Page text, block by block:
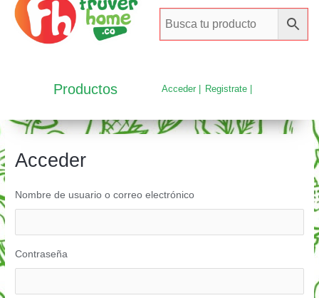
Productos Acceder | Registrate |
Acceder
Nombre de usuario o correo electrónico
Contraseña